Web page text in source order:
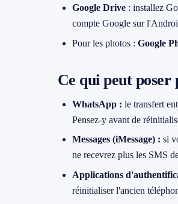
Google Drive : installez
compte Google sur
Pour les photos : Google
Ce qui peut poser
WhatsApp : le transfert
Pensez-y avant de
Messages (iMessage) : si
ne recevrez plus les SMS
Applications
réinitialiser l'ancien